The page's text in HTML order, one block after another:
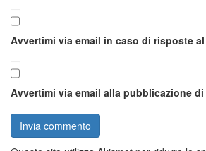
Avvertimi via email in caso di risposte
Avvertimi via email alla pubblicazione